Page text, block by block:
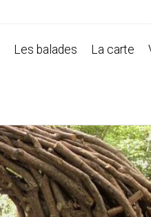
Les balades La carte